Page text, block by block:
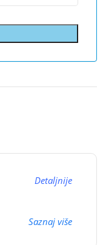
Detaljnije
Saznaj više